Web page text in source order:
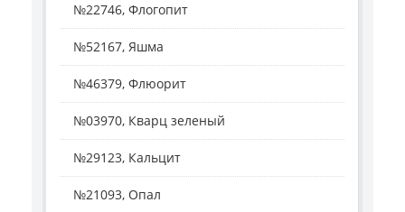
№22746, Флогопит
№52167, Яшма
№46379, Флюорит
№03970, Кварц зеленый
№29123, Кальцит
№21093, Опал